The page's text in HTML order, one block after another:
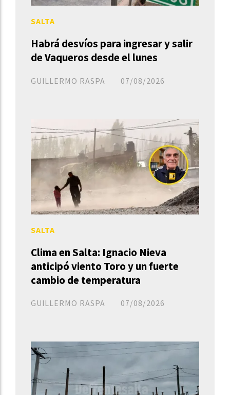
Habrá desvíos para ingresar y salir
de Vaqueros desde el lunes
GUILLERMO RASPA
SALTA
07/08/2026
Clima en Salta: Ignacio Nieva
anticipó viento Toro y un fuerte
cambio de temperatura
GUILLERMO RASPA
SALTA
07/08/2026